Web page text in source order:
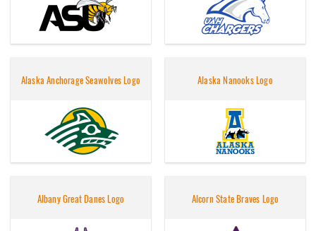
Alaska Anchorage Seawolves Logo Alaska Nanooks Logo
Albany Great Danes Logo Alcorn State Braves Logo